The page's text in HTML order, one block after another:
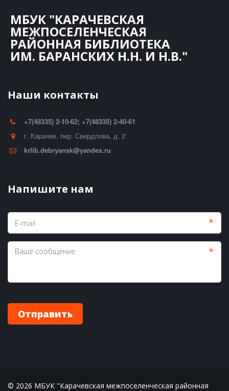
МБУК "КАРАЧЕВСКАЯ
МЕЖПОСЕЛЕНЧЕСКАЯ
РАЙОННАЯ БИБЛИОТЕКА
ИМ. БАРАНСКИХ Н.Н. И Н.В."
Наши контакты
+7(48335) 2-10-62; +7(48335) 2-40-61
г. Карачев, пер. Свердлова, д. 2
krlib.debryansk@yandex.ru
Напишите нам
*
*
Отправить
© 2026 МБУК "Карачевская межпоселенческая районная